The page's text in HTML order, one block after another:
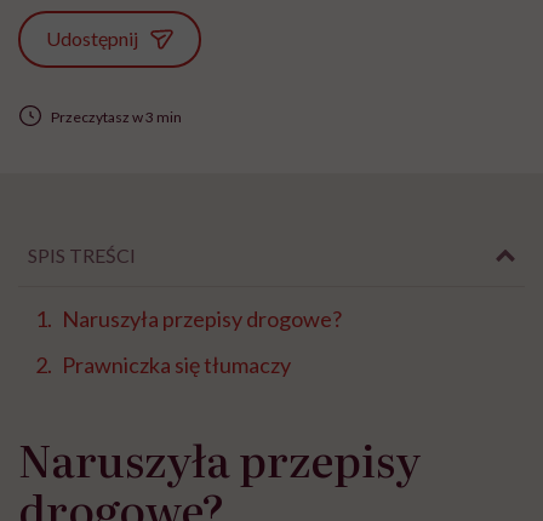
Udostępnij
Przeczytasz w 3 min
SPIS TREŚCI
Naruszyła przepisy drogowe?
Prawniczka się tłumaczy
Naruszyła przepisy